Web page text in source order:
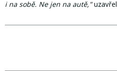
i na sobě. Ne jen na autě,"